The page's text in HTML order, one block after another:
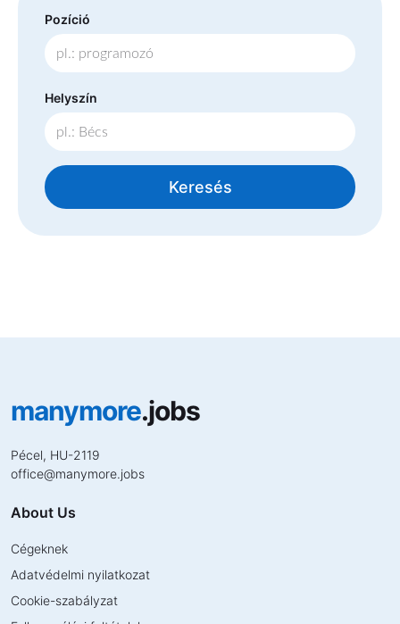
Pozíció
Helyszín
Keresés
manymore.jobs
Pécel, HU-2119
office@manymore.jobs
About Us
Cégeknek
Adatvédelmi nyilatkozat
Cookie-szabályzat